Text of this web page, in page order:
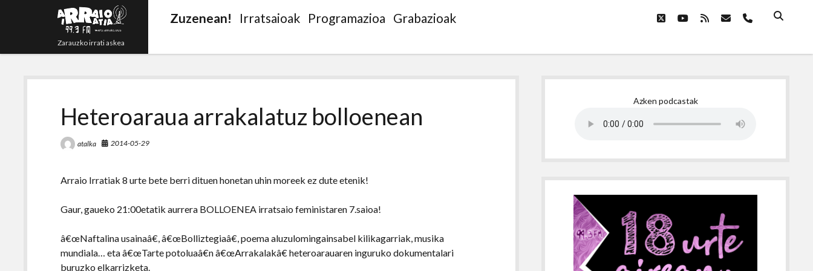
Zarauzko irrati askea
Zuzenean! Irratsaioak Programazioa Grabazioak twitteryoutube
rss emailphone
Heteroaraua arrakalatuz bolloenean
atalka 2014-05-29
Arraio Irratiak 8 urte bete berri dituen honetan uhin moreek ez dute etenik!
Gaur, gaueko 21:00etatik aurrera BOLLOENEA irratsaio feministaren 7.saioa!
â€œNaftalina usainaâ€, â€œBolliztegiaâ€, poema aluzulomingainsabel kilikagarriak, musika
mundiala… eta â€œTarte potoluaâ€n â€œArrakalakâ€ heteroarauaren inguruko dokumentalari
buruzko elkarrizketa.
Azken podcastak